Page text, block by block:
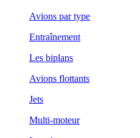
Avions par type
Entraînement
Les biplans
Avions flottants
Jets
Multi-moteur